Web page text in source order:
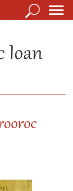
Căutare
Ioan